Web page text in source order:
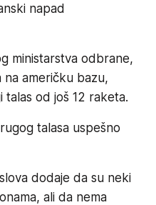
napad
ministarstva odbrane,
na američku bazu,
od još 12 raketa.
talasa uspešno
dodaje da su neki
ali da nema